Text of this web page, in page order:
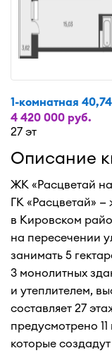
1-комнатная
4 420 000 руб.
27 эт
Описание
ЖК «Расцветай
ГК «Расцветай»
в Кировском
на пересечении
занимать 5
3 монолитных
и утеплителем,
составляет 27
предусмотрено
которые